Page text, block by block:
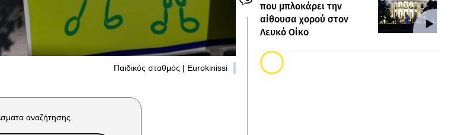
Παιδικός σταθμός | Eurokinissi
αναζήτησης.
που μπλοκάρει την
αίθουσα χορού στον
Λευκό Οίκο